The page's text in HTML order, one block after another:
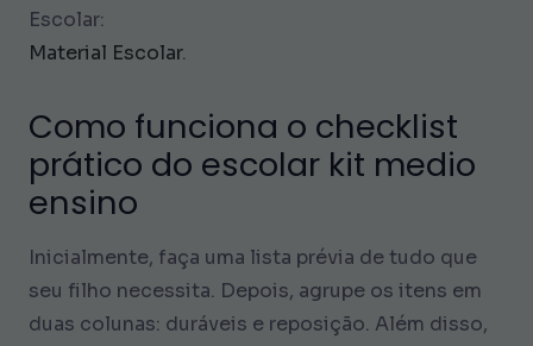
Escolar:
Material Escolar.
Como funciona o checklist
prático do escolar kit medio
ensino
Inicialmente, faça uma lista prévia de tudo que
seu filho necessita. Depois, agrupe os itens em
duas colunas: duráveis e reposição. Além disso,